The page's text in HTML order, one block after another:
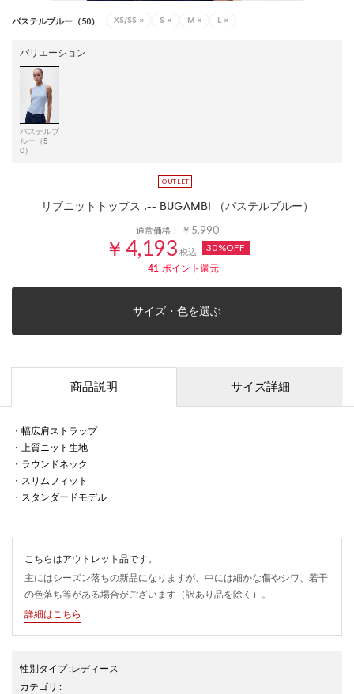
パステルブルー（50） XS/SS × S × M × L ×
バリエーション
パステルブ
ルー（5
0）
リブニットトップス .-- BUGAMBI （パステルブルー）
通常価格：￥5,990
￥4,193 税込 30%OFF
41ポイント還元
サイズ・色を選ぶ
商品説明 サイズ詳細
・幅広肩ストラップ
・上質ニット生地
・ラウンドネック
・スリムフィット
・スタンダードモデル
こちらはアウトレット品です。
主にはシーズン落ちの新品になりますが、中には細かな傷やシワ、若干
の色落ち等がある場合がございます（訳あり品を除く）。
詳細はこちら
性別タイプ:レディース
カテゴリ :